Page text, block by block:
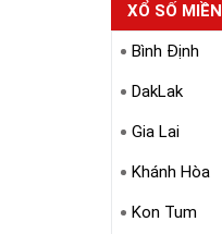
XỔ SỐ MIỀN
TRUNG
Bình Định
DakLak
Gia Lai
Khánh Hòa
Kon Tum